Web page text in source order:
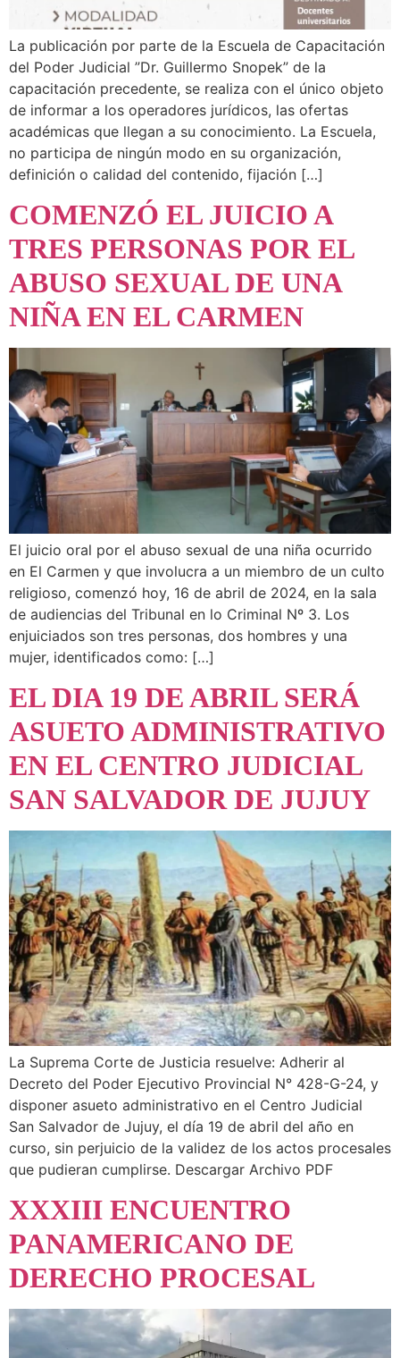
La publicación por parte de la Escuela de Capacitación
del Poder Judicial ”Dr. Guillermo Snopek” de la
capacitación precedente, se realiza con el único objeto
de informar a los operadores jurídicos, las ofertas
académicas que llegan a su conocimiento. La Escuela,
no participa de ningún modo en su organización,
definición o calidad del contenido, fijación […]
COMENZÓ EL JUICIO A
TRES PERSONAS POR EL
ABUSO SEXUAL DE UNA
NIÑA EN EL CARMEN
El juicio oral por el abuso sexual de una niña ocurrido
en El Carmen y que involucra a un miembro de un culto
religioso, comenzó hoy, 16 de abril de 2024, en la sala
de audiencias del Tribunal en lo Criminal Nº 3. Los
enjuiciados son tres personas, dos hombres y una
mujer, identificados como: […]
EL DIA 19 DE ABRIL SERÁ
ASUETO ADMINISTRATIVO
EN EL CENTRO JUDICIAL
SAN SALVADOR DE JUJUY
La Suprema Corte de Justicia resuelve: Adherir al
Decreto del Poder Ejecutivo Provincial N° 428-G-24, y
disponer asueto administrativo en el Centro Judicial
San Salvador de Jujuy, el día 19 de abril del año en
curso, sin perjuicio de la validez de los actos procesales
que pudieran cumplirse. Descargar Archivo PDF
XXXIII ENCUENTRO
PANAMERICANO DE
DERECHO PROCESAL